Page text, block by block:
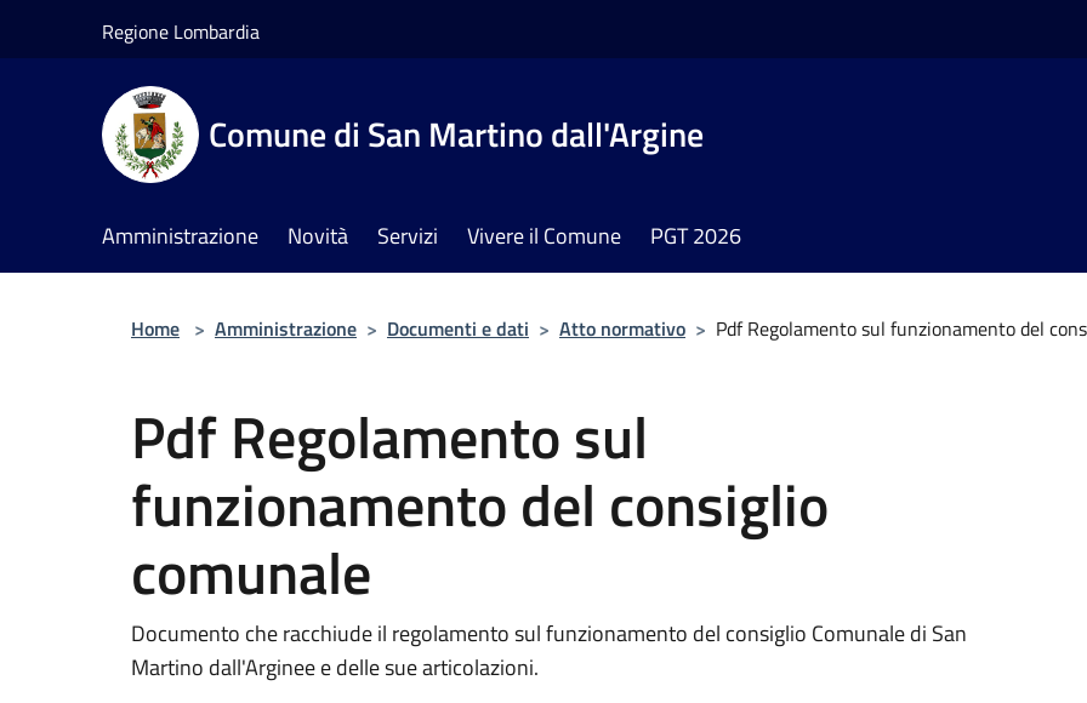
Regione Lombardia
Comune di San Martino dall'Argine
Amministrazione Novità Servizi Vivere il Comune PGT 2026
Home > Amministrazione > Documenti e dati > Atto normativo > Pdf Regolamento sul funzionamento del
Pdf Regolamento sul
funzionamento del consiglio
comunale
Documento che racchiude il regolamento sul funzionamento del consiglio Comunale di San
Martino dall'Arginee e delle sue articolazioni.